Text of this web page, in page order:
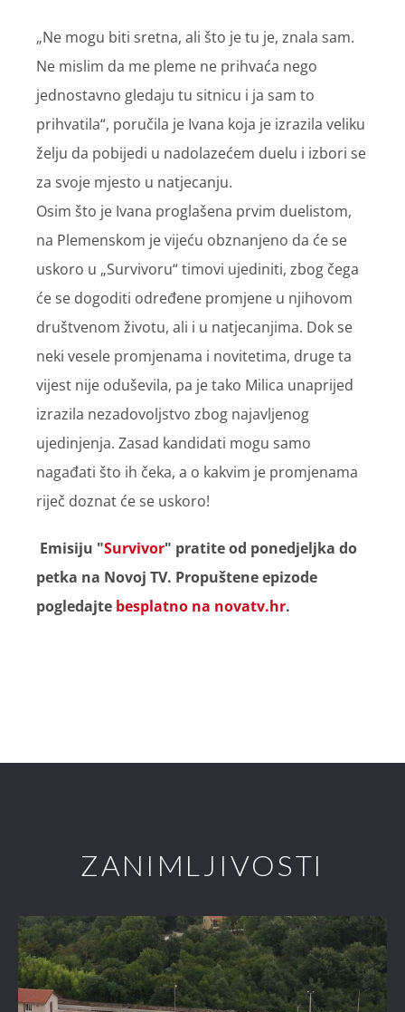
„Ne mogu biti sretna, ali što je tu je, znala sam.
Ne mislim da me pleme ne prihvaća nego
jednostavno gledaju tu sitnicu i ja sam to
prihvatila“, poručila je Ivana koja je izrazila veliku
želju da pobijedi u nadolazećem duelu i izbori se
za svoje mjesto u natjecanju.
Osim što je Ivana proglašena prvim duelistom,
na Plemenskom je vijeću obznanjeno da će se
uskoro u „Survivoru“ timovi ujediniti, zbog čega
će se dogoditi određene promjene u njihovom
društvenom životu, ali i u natjecanjima. Dok se
neki vesele promjenama i novitetima, druge ta
vijest nije oduševila, pa je tako Milica unaprijed
izrazila nezadovoljstvo zbog najavljenog
ujedinjenja. Zasad kandidati mogu samo
nagađati što ih čeka, a o kakvim je promjenama
riječ doznat će se uskoro!
Emisiju "Survivor" pratite od ponedjeljka do
petka na Novoj TV. Propuštene epizode
pogledajte besplatno na novatv.hr.
ZANIMLJIVOSTI